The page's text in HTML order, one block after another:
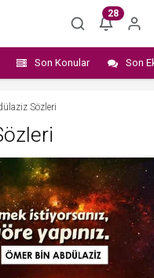
28
Son Konular Son
Sözleri